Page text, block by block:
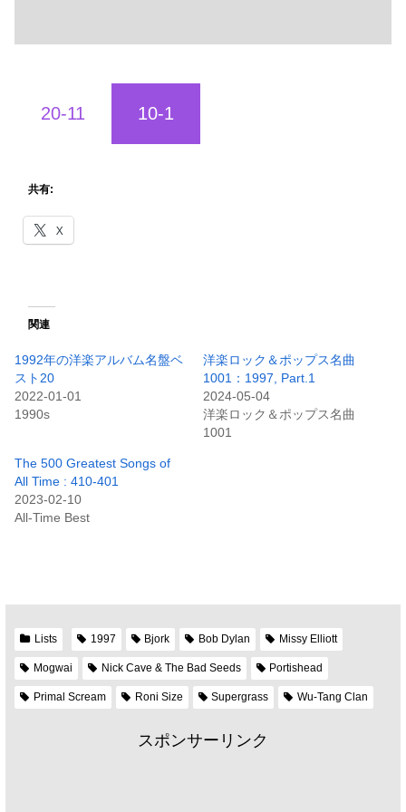
20-11 10-1
共有:
X
関連
1992年の洋楽アルバム名盤ベ
スト20
2022-01-01
1990s
洋楽ロック＆ポップス名曲
1001：1997, Part.1
2024-05-04
洋楽ロック＆ポップス名曲
1001
The 500 Greatest Songs of
All Time : 410-401
2023-02-10
All-Time Best
Lists 1997 Bjork Bob Dylan Missy Elliott
Mogwai Nick Cave & The Bad Seeds Portishead
Primal Scream Roni Size Supergrass Wu-Tang Clan
スポンサーリンク